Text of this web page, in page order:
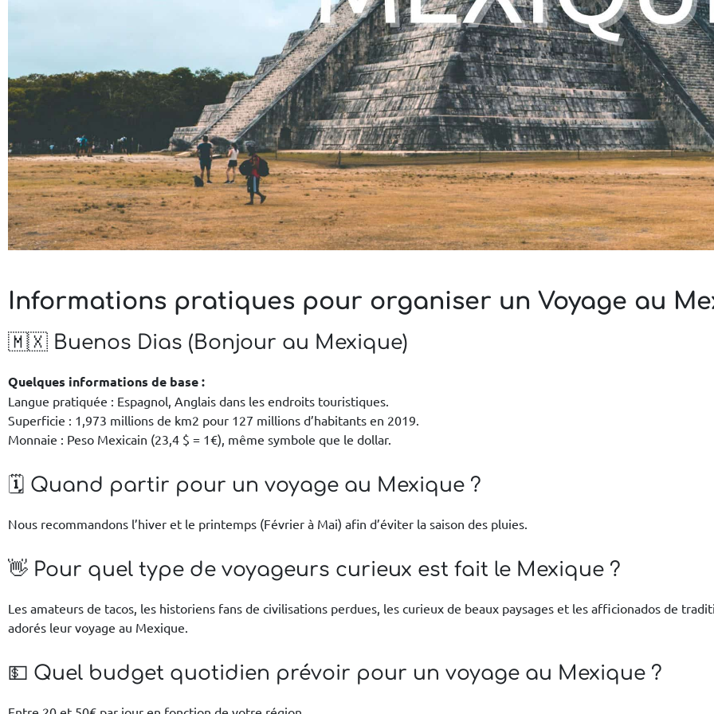
Informations pratiques pour organiser un Voyage au
🇲🇽 Buenos Dias (Bonjour au Mexique)
Quelques informations de base :
Langue pratiquée : Espagnol, Anglais dans les endroits touristiques.
Superficie : 1,973 millions de km2 pour 127 millions d’habitants en 2019.
Monnaie : Peso Mexicain (23,4 $ = 1€), même symbole que le dollar.
🗓️ Quand partir pour un voyage au Mexique ?
Nous recommandons l’hiver et le printemps (Février à Mai) afin d’éviter la saison des pluies.
👋 Pour quel type de voyageurs curieux est fait le Mexique ?
Les amateurs de tacos, les historiens fans de civilisations perdues, les curieux de beaux paysages et les afficionados de
adorés leur voyage au Mexique.
💵 Quel budget quotidien prévoir pour un voyage au Mexique ?